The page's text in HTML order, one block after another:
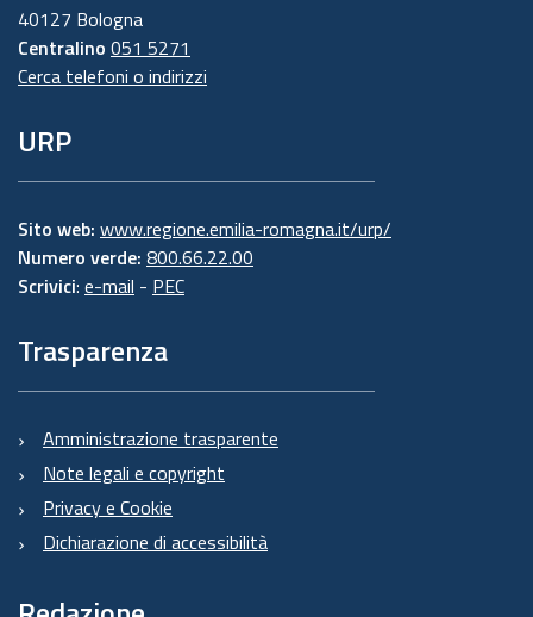
40127 Bologna
Centralino 051 5271
Cerca telefoni o indirizzi
URP
Sito web: www.regione.emilia-romagna.it/urp/
Numero verde: 800.66.22.00
Scrivici: e-mail - PEC
Trasparenza
Amministrazione trasparente
Note legali e copyright
Privacy e Cookie
Dichiarazione di accessibilità